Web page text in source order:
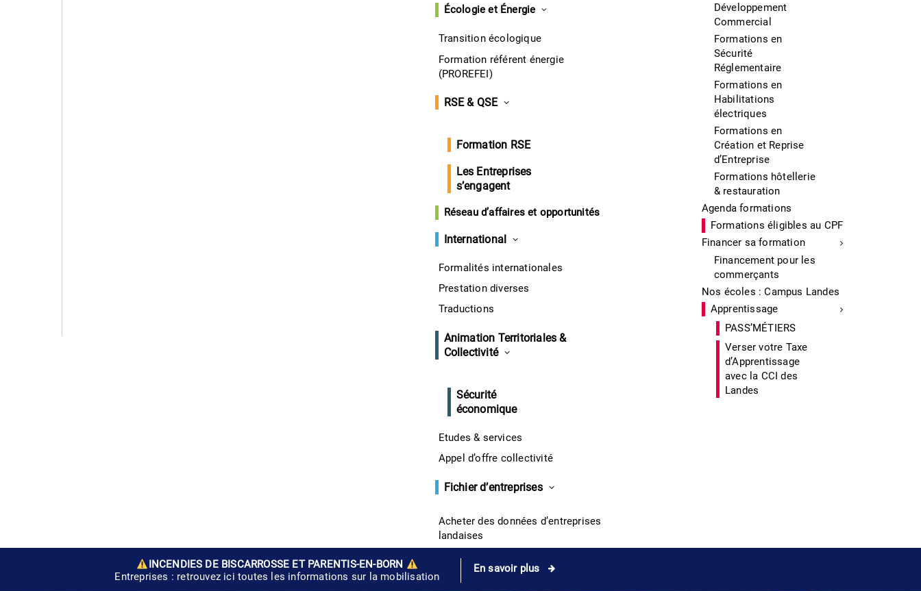
Écologie et Énergie
Transition écologique
Formation référent énergie
(PROREFEI)
RSE & QSE
Formation RSE
Les Entreprises
s’engagent
Réseau d’affaires et opportunités
International
Formalités internationales
Prestation diverses
Traductions
Animation Territoriales &
Collectivité
Sécurité
économique
Etudes & services
Appel d’offre collectivité
Fichier d’entreprises
Acheter des données d’entreprises
landaises
Développement
Commercial
Formations en
Sécurité
Réglementaire
Formations en
Habilitations
électriques
Formations en
Création et Reprise
d’Entreprise
Formations hôtellerie
& restauration
Agenda formations
Formations éligibles au CPF
Financer sa formation
Financement pour les
commerçants
Nos écoles : Campus Landes
Apprentissage
PASS’MÉTIERS
Verser votre Taxe
d’Apprentissage
avec la CCI des
Landes
INCENDIES DE BISCARROSSE ET PARENTIS-EN-BORN
Entreprises : retrouvez ici toutes les informations sur la mobilisation
En savoir plus